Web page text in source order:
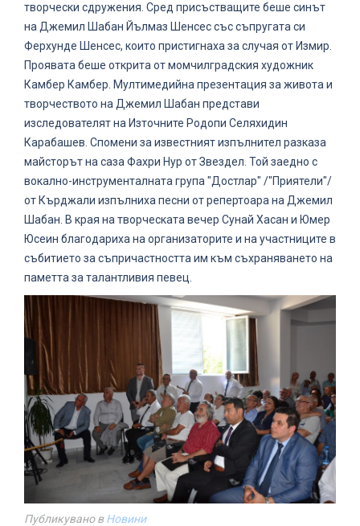
творчески сдружения. Сред присъстващите беше синът
на Джемил Шабан Йълмаз Шенсес със съпругата си
Ферхунде Шенсес, които пристигнаха за случая от Измир.
Проявата беше открита от момчилградския художник
Камбер Камбер. Мултимедийна презентация за живота и
творчеството на Джемил Шабан представи
изследователят на Източните Родопи Селяхидин
Карабашев. Спомени за известният изпълнител разказа
майсторът на саза Фахри Нур от Звездел. Той заедно с
вокално-инструменталната група "Достлар" /"Приятели"/
от Кърджали изпълниха песни от репертоара на Джемил
Шабан. В края на творческата вечер Сунай Хасан и Юмер
Юсеин благодариха на организаторите и на участниците в
събитието за съпричастността им към съхраняването на
паметта за талантливия певец.
Публикувано вНовини